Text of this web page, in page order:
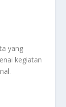
yang
kegiatan